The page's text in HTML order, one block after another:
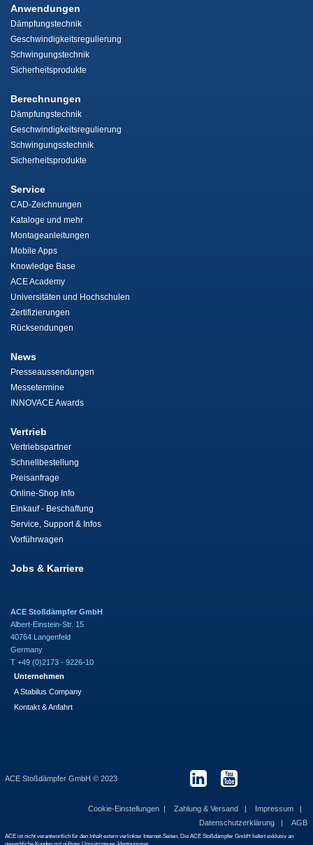
Anwendungen
Dämpfungstechnik
Geschwindigkeitsregulierung
Schwingungstechnik
Sicherheitsprodukte
Berechnungen
Dämpfungstechnik
Geschwindigkeitsregulierung
Schwingungsstechnik
Sicherheitsprodukte
Service
CAD-Zeichnungen
Kataloge und mehr
Montageanleitungen
Mobile Apps
Knowledge Base
ACE Academy
Universitäten und Hochschulen
Zertifizierungen
Rücksendungen
News
Presseaussendungen
Messetermine
INNOVACE Awards
Vertrieb
Vertriebspartner
Schnellbestellung
Preisanfrage
Online-Shop Info
Einkauf - Beschaffung
Service, Support & Infos
Vorführwagen
Jobs & Karriere
ACE Stoßdämpfer GmbH
Albert-Einstein-Str. 15
40764 Langenfeld
Germany
T +49 (0)2173 - 9226-10
Unternehmen
A Stabilus Company
Kontakt & Anfahrt
ACE Stoßdämpfer GmbH © 2023
Cookie-Einstellungen Zahlung & Versand
Impressum
Datenschutzerklärung
AGB
ACE ist nicht verantwortlich für den Inhalt extern verlinkter Internet-Seiten. Die ACE Stoßdämpfer GmbH liefert exklusiv an
gewerbliche Kunden mit gültiger Umsatzsteuer-Identnummer.